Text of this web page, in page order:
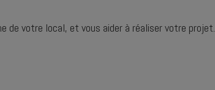
de votre local, et vous aider à réaliser votre projet.